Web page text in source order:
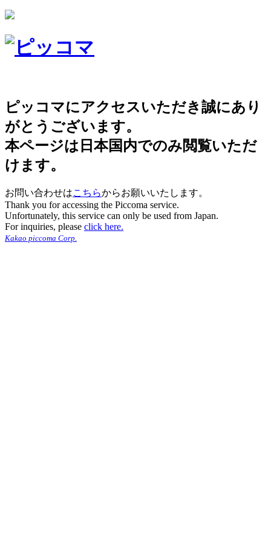
ピッコマにアクセスいただき誠にあり
がとうございます。
本ページは日本国内でのみ閲覧いただ
けます。
お問い合わせはこちらからお願いいたします。
Thank you for accessing the Piccoma service.
Unfortunately, this service can only be used from Japan.
For inquiries, please click here.
Kakao piccoma Corp.